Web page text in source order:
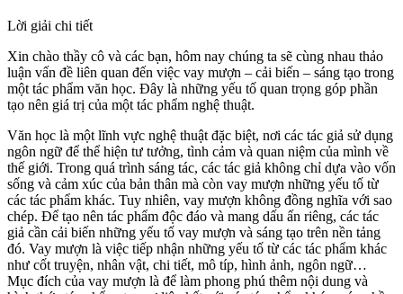
Lời giải chi tiết
Xin chào thầy cô và các bạn, hôm nay chúng ta sẽ cùng nhau thảo
luận vấn đề liên quan đến việc vay mượn – cải biến – sáng tạo trong
một tác phẩm văn học. Đây là những yếu tố quan trọng góp phần
tạo nên giá trị của một tác phẩm nghệ thuật.
Văn học là một lĩnh vực nghệ thuật đặc biệt, nơi các tác giả sử dụng
ngôn ngữ để thể hiện tư tưởng, tình cảm và quan niệm của mình về
thế giới. Trong quá trình sáng tác, các tác giả không chỉ dựa vào vốn
sống và cảm xúc của bản thân mà còn vay mượn những yếu tố từ
các tác phẩm khác. Tuy nhiên, vay mượn không đồng nghĩa với sao
chép. Để tạo nên tác phẩm độc đáo và mang dấu ấn riêng, các tác
giả cần cải biến những yếu tố vay mượn và sáng tạo trên nền tảng
đó. Vay mượn là việc tiếp nhận những yếu tố từ các tác phẩm khác
như cốt truyện, nhân vật, chi tiết, mô típ, hình ảnh, ngôn ngữ…
Mục đích của vay mượn là để làm phong phú thêm nội dung và